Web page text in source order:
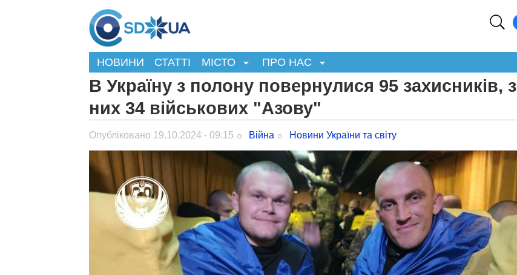
НОВИНИ СТАТТІ МІСТО ПРО НАС
В Україну з полону повернулися 95 захисників, з
них 34 військових "Азову"
Опубліковано 19.10.2024 - 09:15 Війна Новини України та світу